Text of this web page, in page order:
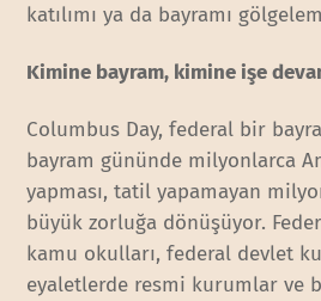
katılımı ya da bayramı
Kimine bayram, kimine işe
Columbus Day, federal bir
bayram gününde milyonlarca
yapması, tatil yapamayan
büyük zorluğa dönüşüyor.
kamu okulları, federal devlet
eyaletlerde resmi kurumlar ve